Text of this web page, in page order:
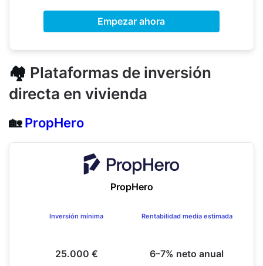
Empezar ahora
🏘️ Plataformas de inversión
directa en vivienda
🏡PropHero
PropHero
Inversión mínima
25.000 €
Rentabilidad media estimada
6–7% neto anual